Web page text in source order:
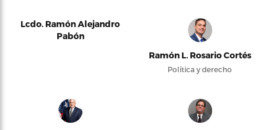
Lcdo. Ramón Alejandro
Pabón
Ramón L. Rosario Cortés
Política y derecho